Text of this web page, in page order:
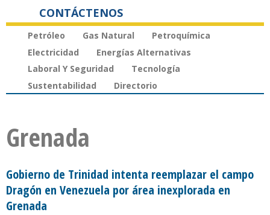
CONTÁCTENOS
Petróleo Gas Natural
Petroquímica
Electricidad
Energías Alternativas
Laboral Y Seguridad
Tecnología
Sustentabilidad
Directorio
Grenada
Gobierno de Trinidad intenta reemplazar el campo
Dragón en Venezuela por área inexplorada en
Grenada